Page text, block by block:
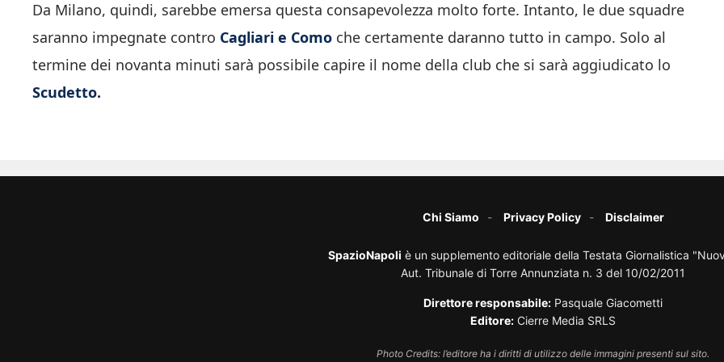
Da Milano, quindi, sarebbe emersa questa consapevolezza molto forte. Intanto, le due squadre
saranno impegnate contro Cagliari e Como che certamente daranno tutto in campo. Solo al
termine dei novanta minuti sarà possibile capire il nome della club che si sarà aggiudicato lo
Scudetto.
Chi Siamo Privacy Policy Disclaimer
SpazioNapoli è un supplemento editoriale della Testata Giornalistica
Aut. Tribunale di Torre Annunziata n. 3 del 10/02/2011
Direttore responsabile: Pasquale Giacometti
Editore: Cierre Media SRLS
Photo Credits: l’editore ha i diritti di utilizzo delle immagini presenti sul sito.